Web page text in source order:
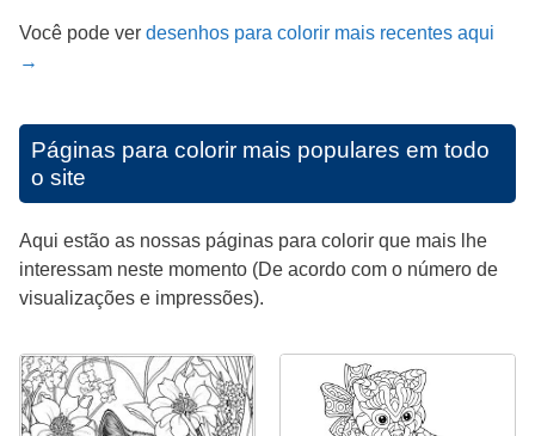
Você pode ver desenhos para colorir mais recentes aqui
→
Páginas para colorir mais populares em todo
o site
Aqui estão as nossas páginas para colorir que mais lhe
interessam neste momento (De acordo com o número de
visualizações e impressões).